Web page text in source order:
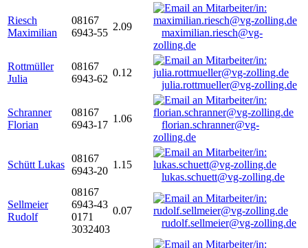
Riesch
Maximilian
08167
6943-55
2.09
maximilian.riesch@vg-
zolling.de
Rottmüller
Julia
08167
6943-62
0.12
julia.rottmueller@vg-zolling.de
Schranner
Florian
08167
6943-17
1.06
florian.schranner@vg-
zolling.de
Schütt Lukas
08167
6943-20
1.15
lukas.schuett@vg-zolling.de
Sellmeier
Rudolf
08167
6943-43
0171
3032403
0.07
rudolf.sellmeier@vg-zolling.de